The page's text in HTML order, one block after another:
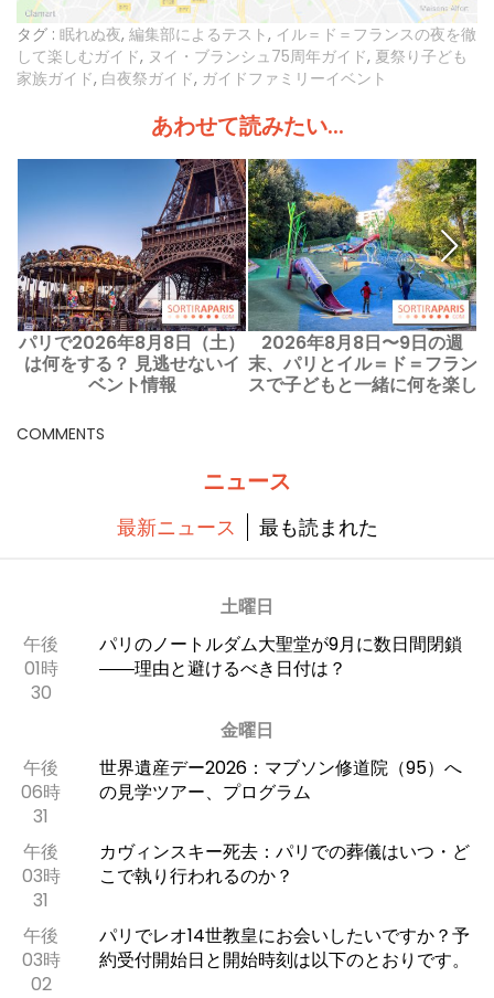
タグ : 眠れぬ夜, 編集部によるテスト, イル＝ド＝フランスの夜を徹
して楽しむガイド, ヌイ・ブランシュ75周年ガイド, 夏祭り子ども
家族ガイド, 白夜祭ガイド, ガイドファミリーイベント
あわせて読みたい...
パリで2026年8月8日（土）
は何をする？ 見逃せないイ
ベント情報
2026年8月8日〜9日の週
末、パリとイル＝ド＝フラン
スで子どもと一緒に何を楽し
COMMENTS
ニュース
最新ニュース 最も読まれた
土曜日
午後
01時
30
パリのノートルダム大聖堂が9月に数日間閉鎖
――理由と避けるべき日付は？
金曜日
午後
06時
31
世界遺産デー2026：マブソン修道院（95）へ
の見学ツアー、プログラム
午後
03時
31
カヴィンスキー死去：パリでの葬儀はいつ・ど
こで執り行われるのか？
午後
03時
02
パリでレオ14世教皇にお会いしたいですか？予
約受付開始日と開始時刻は以下のとおりです。